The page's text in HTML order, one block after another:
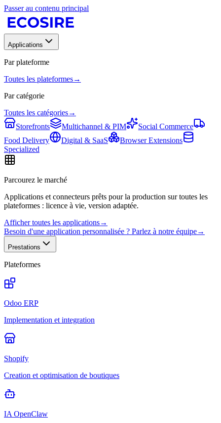
Passer au contenu principal
Applications
Par plateforme
Toutes les plateformes→
Par catégorie
Toutes les catégories→
Storefronts
Multichannel & PIM
Social Commerce
Food Delivery
Digital & SaaS
Browser Extensions
Specialized
Parcourez le marché
Applications et connecteurs prêts pour la production sur toutes les
plateformes : licence à vie, version adaptée.
Afficher toutes les applications→
Besoin d'une application personnalisée ? Parlez à notre équipe→
Prestations
Plateformes
Odoo ERP
Implementation et integration
Shopify
Creation et optimisation de boutiques
IA OpenClaw